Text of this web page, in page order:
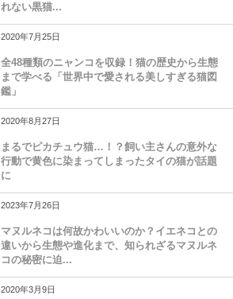
れない黒猫...
2020年7月25日
全48種類のニャンコを収録！猫の歴史から生態
まで学べる「世界中で愛される美しすぎる猫図
鑑」
2020年8月27日
まるでピカチュウ猫…！？飼い主さんの意外な
行動で黄色に染まってしまったタイの猫が話題
に
2023年7月26日
マヌルネコは何故かわいいのか？イエネコとの
違いから生態や進化まで、知られざるマヌルネ
コの秘密に迫...
2020年3月9日